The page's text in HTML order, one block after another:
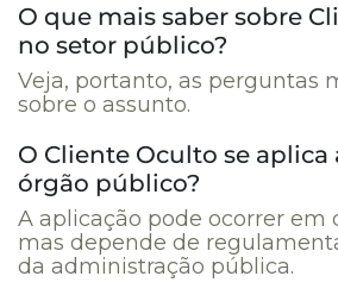
O que mais saber sobre
no setor público?
Veja, portanto, as perguntas
sobre o assunto.
O Cliente Oculto se
órgão público?
A aplicação pode ocorrer em
mas depende de
da administração pública.